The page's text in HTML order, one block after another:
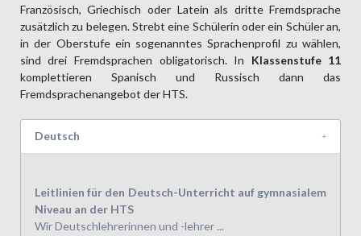
Französisch, Griechisch oder Latein als dritte Fremdsprache
zusätzlich zu belegen. Strebt eine Schülerin oder ein Schüler an,
in der Oberstufe ein sogenanntes Sprachenprofil zu wählen,
sind drei Fremdsprachen obligatorisch. In Klassenstufe 11
komplettieren Spanisch und Russisch dann das
Fremdsprachenangebot der HTS.
Deutsch
Leitlinien für den Deutsch-Unterricht auf gymnasialem
Niveau an der HTS
Wir Deutschlehrerinnen und -lehrer ...